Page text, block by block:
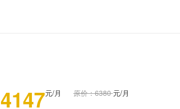
4147元/月 原价：6380元/月